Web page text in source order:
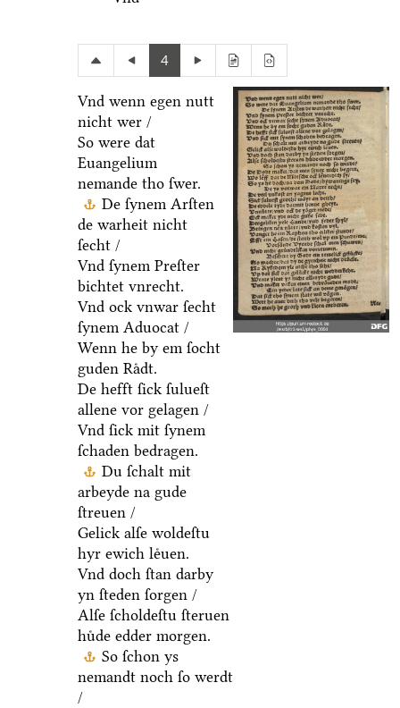
4
Vnd wenn egen nutt
nicht wer /
So were dat
Euangelium
nemande tho ſwer.
De ſynem Arſten
de warheit nicht
ſecht /
Vnd ſynem Preſter
bichtet vnrecht.
Vnd ock vnwar ſecht
ſynem Aduocat /
Wenn he by em ſocht
guden Raͤdt.
De hefft ſick ſulueſt
allene vor gelagen /
Vnd ſick mit ſynem
ſchaden bedragen.
Du ſchalt mit
arbeyde na gude
ſtreuen /
Gelick alſe woldeſtu
hyr ewich leͤuen.
Vnd doch ſtan darby
yn ſteden ſorgen /
Alſe ſcholdeſtu ſteruen
huͤde edder morgen.
So ſchon ys
nemandt noch ſo werdt
/